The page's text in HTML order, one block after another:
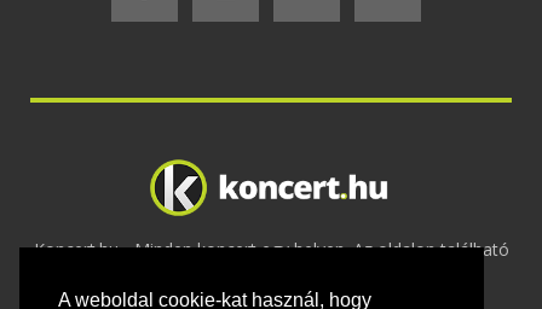
A weboldal cookie-kat használ, hogy
Koncert.hu - Minden koncert egy helyen. Az oldalon található
2020 Adatvédelem-ÁSZF-Felhasználási